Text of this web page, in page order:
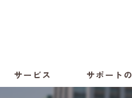
サービス サポート